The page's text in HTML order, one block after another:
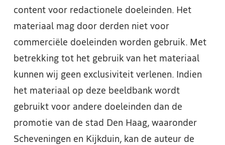
content voor redactionele doeleinden. Het
materiaal mag door derden niet voor
commerciële doeleinden worden gebruik. Met
betrekking tot het gebruik van het materiaal
kunnen wij geen exclusiviteit verlenen. Indien
het materiaal op deze beeldbank wordt
gebruikt voor andere doeleinden dan de
promotie van de stad Den Haag, waaronder
Scheveningen en Kijkduin, kan de auteur de